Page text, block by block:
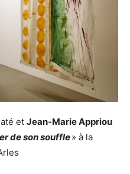
et Jean-Marie Appriou
de son souffle» à la